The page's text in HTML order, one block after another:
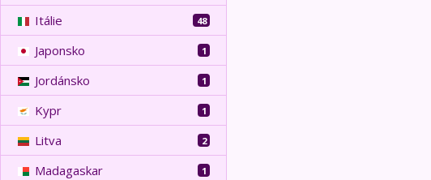
Itálie 48
Japonsko 1
Jordánsko 1
Kypr 1
Litva 2
Madagaskar 1